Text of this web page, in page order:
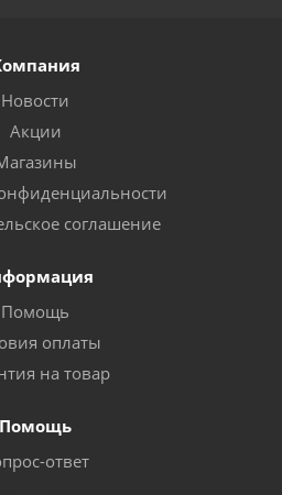
Новости
Акции
соглашение
Помощь
оплаты
на товар
Помощь
ответ